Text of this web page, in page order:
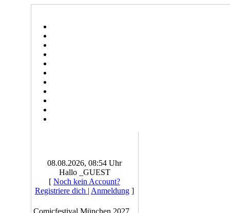
08.08.2026, 08:54 Uhr
Hallo _GUEST
[ Noch kein Account?
Registriere dich | Anmeldung ]
Comicfestival München 2027